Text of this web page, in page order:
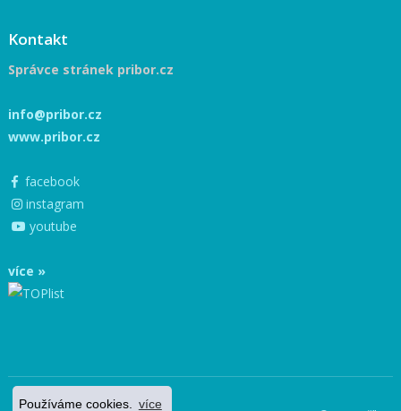
Používáme cookies. více
Kontakt
Správce stránek pribor.cz
info@pribor.cz
www.pribor.cz
facebook
instagram
youtube
více »